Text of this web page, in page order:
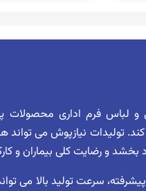
و لباس فرم اداری محصولات
تولیدات نیازپوش می تواند
و رضایت کلی بیماران و
سرعت تولید بالا می